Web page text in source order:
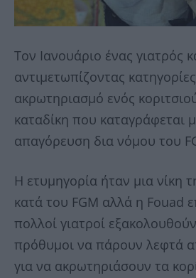
Τον Ιανουάριο ένας γιατρός
αντιμετωπίζοντας
ακρωτηριασμό ενός
καταδίκη που καταγράφεται
απαγόρευση δια νόμου του
Η ετυμηγορία ήταν μια νίκη
κατά του FGM αλλά η Fouad
πολλοί γιατροί
πρόθυμοι να πάρουν λεφτά
για να ακρωτηριάσουν τα